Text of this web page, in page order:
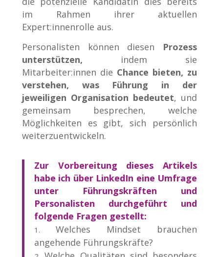
im Rahmen ihrer aktuellen
Expert:innenrolle aus.
Personalisten können diesen Prozess
unterstützen, indem sie
Mitarbeiter:innen die Chance bieten, zu
verstehen, was Führung in der
jeweiligen Organisation bedeutet, und
gemeinsam besprechen, welche
Möglichkeiten es gibt, sich persönlich
weiterzuentwickeln.
Zur Vorbereitung dieses Artikels
habe ich über LinkedIn eine Umfrage
unter Führungskräften und
Personalisten durchgeführt und
folgende Fragen gestellt:
Welches Mindset brauchen
angehende Führungskräfte?